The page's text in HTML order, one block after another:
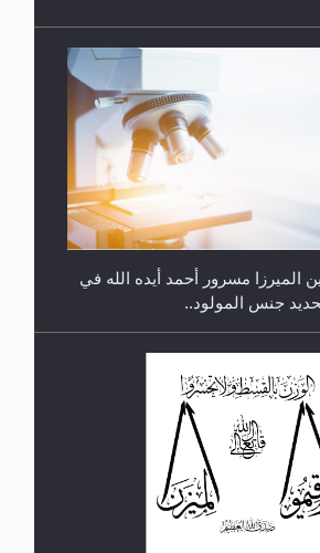
الميرزا مسرور أحمد أيده الله في
جنس المولود..